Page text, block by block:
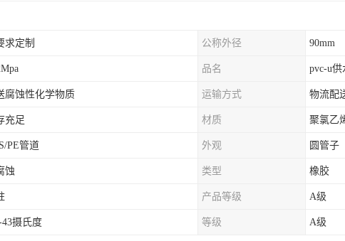
求定制 公称外径 90mm
品名 pvc-u供
腐蚀性化学物质 运输方式 物流配
充足 材质 聚氯乙
PE管道 外观 圆管子
蚀 类型 橡胶
产品等级 A级
43摄氏度 等级 A级